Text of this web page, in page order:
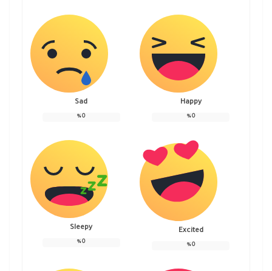
Happy
0
%
Sad
0
%
Excited
0
%
Sleepy
0
%